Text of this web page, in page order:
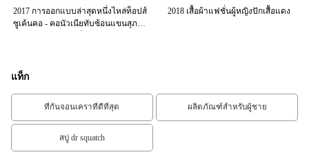
2017 การออกแบบล่าสุดหนึ่งไหล่ท็อปส์
ซูเค้นคอ - คอนัวเนียทับซ้อนแขนสุภาพ
2018 เสื้อผ้าแฟชั่นผู้หญิงปักเสื้อแดง
แท็ก
ที่กันจอนเคราที่ดีที่สุด ผลิตภัณฑ์สำหรับผู้ชาย
สบู่ dr squatch